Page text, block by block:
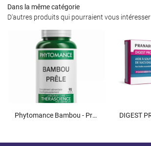
Dans la même catégorie
D'autres produits qui pourraient vous intéresser
Phytomance Bambou - Prêle